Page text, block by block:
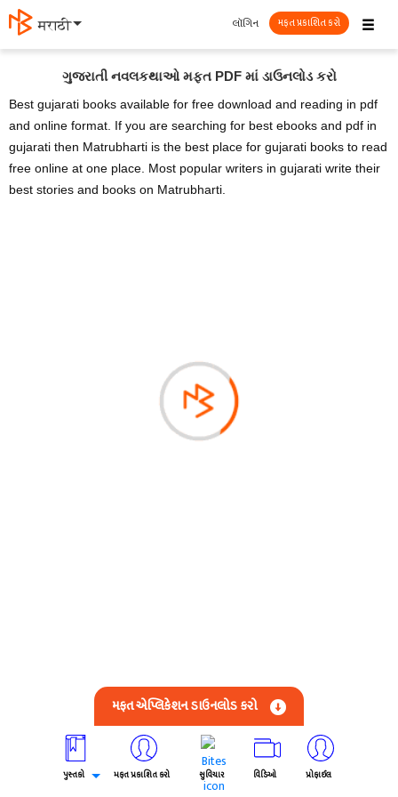
मराठी ☰
લૉગિન મફત પ્રકાશિત કરો
ગુજરાતી નવલકથાઓ મફત PDF માં ડાઉનલોડ કરો
Best gujarati books available for free download and reading in pdf
and online format. If you are searching for best ebooks and pdf in
gujarati then Matrubharti is the best place for gujarati books to read
free online at one place. Most popular writers in gujarati write their
best stories and books on Matrubharti.
મફત એપ્લિકેશન ડાઉનલોડ કરો
પુસ્તકો મફત પ્રકાશિત કરો સુવિચાર વિડિઓ પ્રોફાઈલ